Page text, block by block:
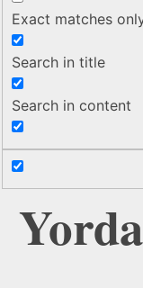
Exact matches
Search in title
Search in content